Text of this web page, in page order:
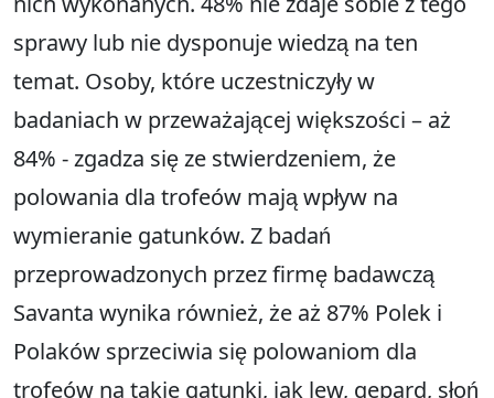
sprawy lub nie dysponuje wiedzą na ten
temat. Osoby, które uczestniczyły w
badaniach w przeważającej większości – aż
84% - zgadza się ze stwierdzeniem, że
polowania dla trofeów mają wpływ na
wymieranie gatunków. Z badań
przeprowadzonych przez firmę badawczą
Savanta wynika również, że aż 87% Polek i
Polaków sprzeciwia się polowaniom dla
trofeów na takie gatunki, jak lew, gepard, słoń